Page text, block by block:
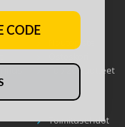
Noutopiste
Top 20 -tuotteet
Toimitusehdot
CODE